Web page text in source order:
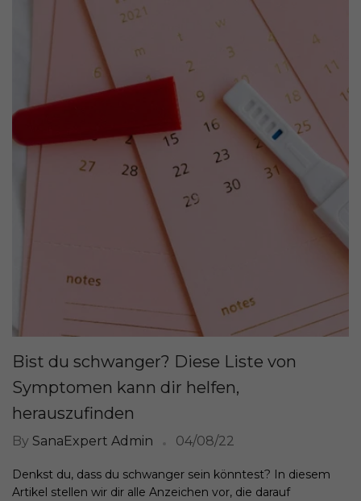
Bist du schwanger? Diese Liste von
Symptomen kann dir helfen,
herauszufinden
By SanaExpert Admin 04/08/22
Denkst du, dass du schwanger sein könntest? In diesem
Artikel stellen wir dir alle Anzeichen vor, die darauf